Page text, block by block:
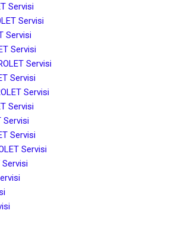
Servisi
Servisi
Servisi
Servisi
Servisi
Servisi
Servisi
Servisi
Servisi
Servisi
Servisi
Servisi